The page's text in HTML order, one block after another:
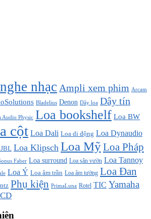
nhạc Ampli xem phim Arcam
Bladelius Denon Dây loa Dây tín
Audio Physic Loa bookshelf Loa BW
cột Loa Dali Loa di động Loa Dynaudio
Loa Klipsch Loa MỹLoa Pháp
Faber Loa surround Loa sân vườn Loa Tannoy
Loa Ý Loa âm trần Loa âm tường Loa Đan
Phụ kiện PrimaLuna Rotel TIC Yamaha